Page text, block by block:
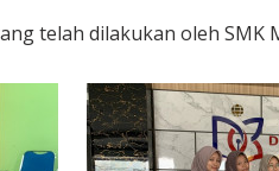
telah dilakukan oleh